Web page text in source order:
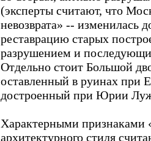
(эксперты считают, что
невозврата» -- изменилась
реставрацию старых
разрушением и
Отдельно стоит Большой
оставленный в руинах при
достроенный при Юрии
Характерными признаками
архитектурного стиля